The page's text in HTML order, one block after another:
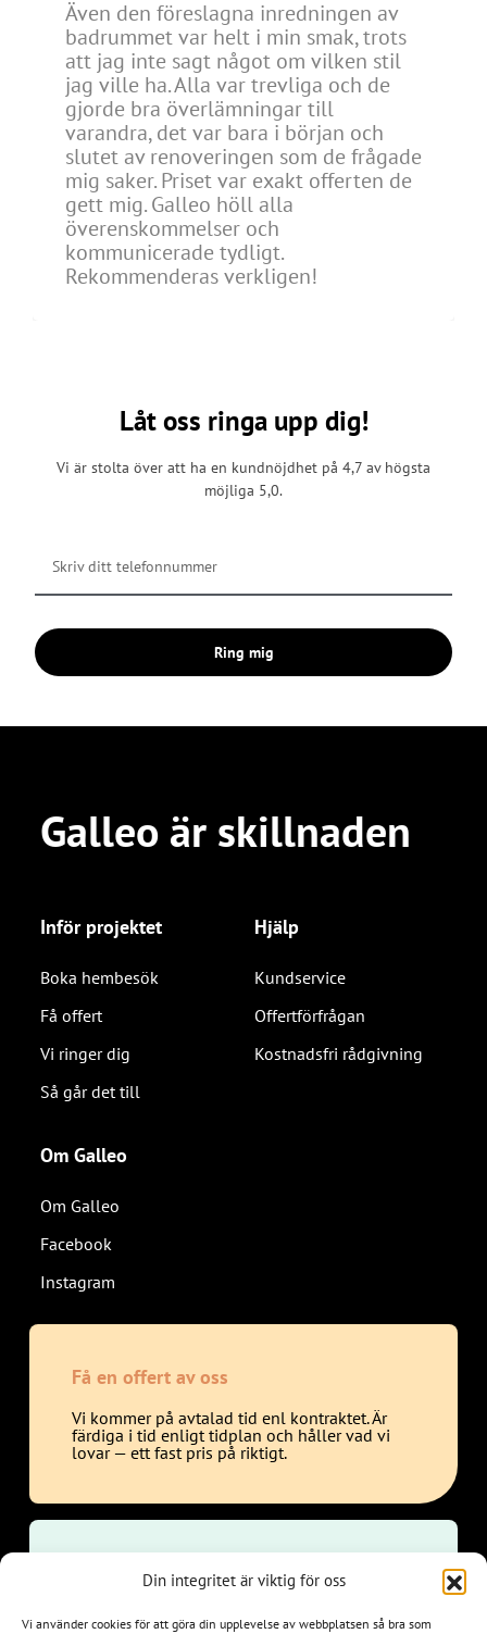
Din integritet är viktig för oss
Vi använder cookies för att göra din upplevelse av webbplatsen så bra som
Även den föreslagna inredningen av
badrummet var helt i min smak, trots
att jag inte sagt något om vilken stil
jag ville ha. Alla var trevliga och de
gjorde bra överlämningar till
varandra, det var bara i början och
slutet av renoveringen som de frågade
mig saker. Priset var exakt offerten de
gett mig. Galleo höll alla
överenskommelser och
kommunicerade tydligt.
Rekommenderas verkligen!
Låt oss ringa upp dig!
Vi är stolta över att ha en kundnöjdhet på 4,7 av högsta
möjliga 5,0.
Ring mig
Galleo är skillnaden
Inför projektet
Boka hembesök
Få offert
Vi ringer dig
Så går det till
Hjälp
Kundservice
Offertförfrågan
Kostnadsfri rådgivning
Om Galleo
Om Galleo
Facebook
Instagram
Få en offert av oss
Vi kommer på avtalad tid enl kontraktet. Är
färdiga i tid enligt tidplan och håller vad vi
lovar — ett fast pris på riktigt.
Boka hembesök